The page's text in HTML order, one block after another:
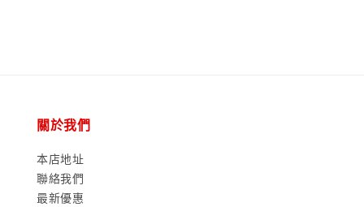
關於我們
本店地址
聯絡我們
最新優惠